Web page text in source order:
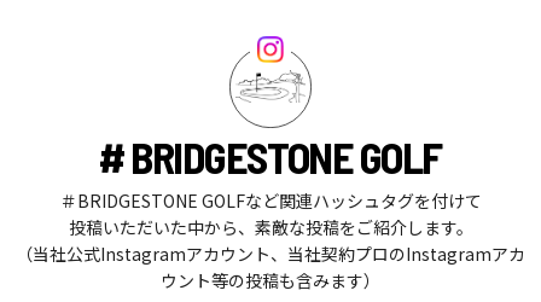
# BRIDGESTONE GOLF
＃BRIDGESTONE GOLFなど関連ハッシュタグを付けて
投稿いただいた中から、素敵な投稿をご紹介します。
（当社公式Instagramアカウント、当社契約プロのInstagramアカ
ウント等の投稿も含みます）